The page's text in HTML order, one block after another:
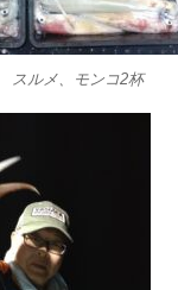
スルメ、モンコ2杯